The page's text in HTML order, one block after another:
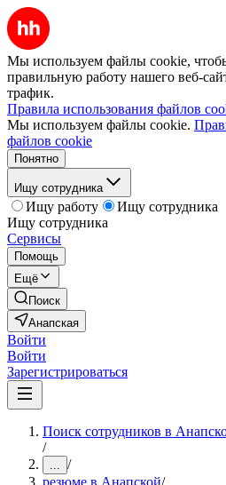
Мы используем файлы cookie,
правильную работу нашего веб-
трафик.
Правила использования файлов
Мы используем файлы cookie.
файлов cookie
Понятно
Ищу сотрудника
Ищу работу
Ищу сотрудника
Ищу сотрудника
Сервисы
Помощь
Ещё
Поиск
Анапская
Войти
Войти
Зарегистрироваться
Поиск сотрудников в
/
... /
резюме в Анапской/